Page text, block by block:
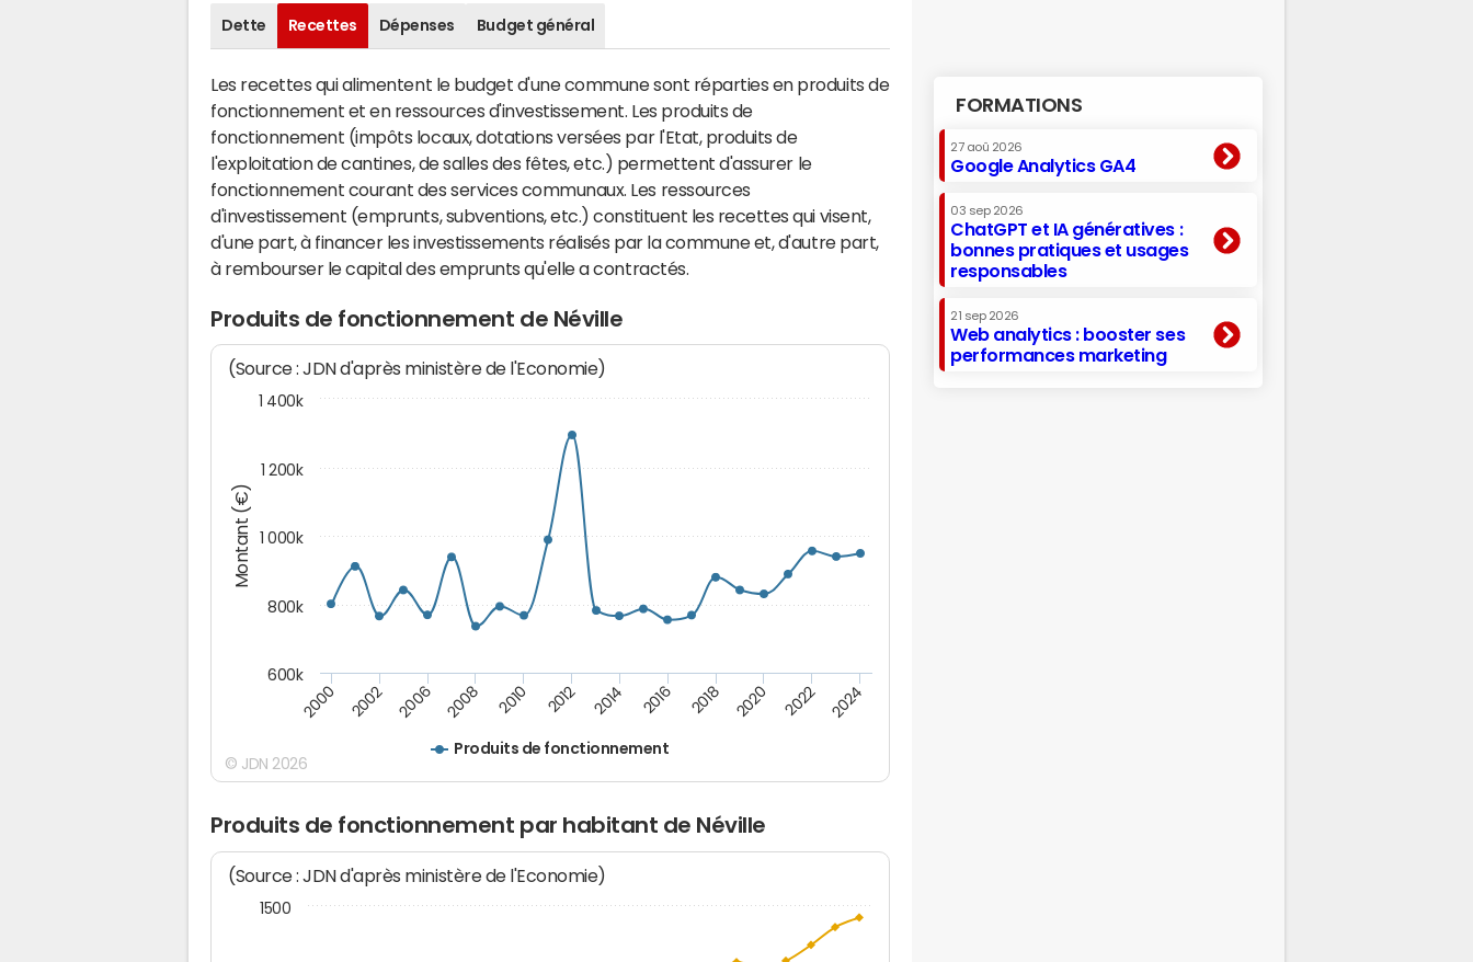
Dette Recettes Dépenses Budget général
Les recettes qui alimentent le budget d'une commune sont réparties en produits de
fonctionnement et en ressources d'investissement. Les produits de
fonctionnement (impôts locaux, dotations versées par l'Etat, produits de
l'exploitation de cantines, de salles des fêtes, etc.) permettent d'assurer le
fonctionnement courant des services communaux. Les ressources
d'investissement (emprunts, subventions, etc.) constituent les recettes qui visent,
d'une part, à financer les investissements réalisés par la commune et, d'autre part,
à rembourser le capital des emprunts qu'elle a contractés.
Produits de fonctionnement de Néville
Montant (€)
(Source : JDN d'après ministère de l'Economie)
Produits de fonctionnement
2000 2002 2006 2008 2010 2012 2014 2016 2018 2020 2022 2024
600k
800k
1 000k
1 200k
1 400k
© JDN 2026
Produits de fonctionnement par habitant de Néville
(Source : JDN d'après ministère de l'Economie)
1500
FORMATIONS
27 aoû 2026
Google Analytics GA4
03 sep 2026
ChatGPT et IA génératives :
bonnes pratiques et usages
responsables
21 sep 2026
Web analytics : booster ses
performances marketing